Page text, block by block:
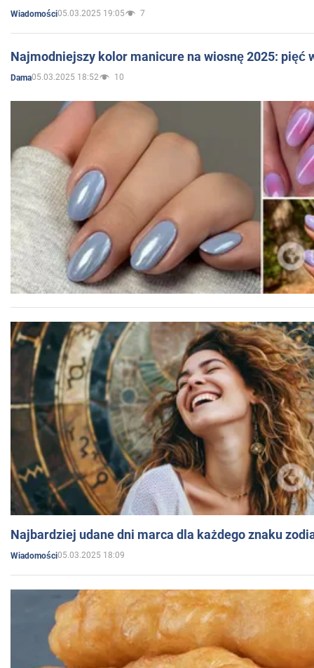
Wiadomości05.03.2025 19:05 7
Najmodniejszy kolor manicure na wiosnę 2025: pięć
Dama05.03.2025 18:52 10
Najbardziej udane dni marca dla każdego znaku
Wiadomości05.03.2025 18:09